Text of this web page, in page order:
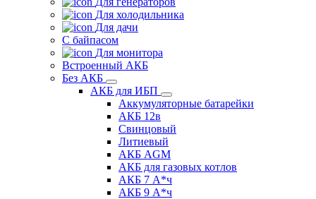
Для холодильника
Для дачи
С байпасом
Для монитора
Встроенный АКБ
Без АКБ
АКБ для ИБП
Аккумуляторные батарейки
АКБ 12в
Свинцовый
Литиевый
АКБ AGM
АКБ для газовых котлов
АКБ 7 А*ч
АКБ 9 А*ч